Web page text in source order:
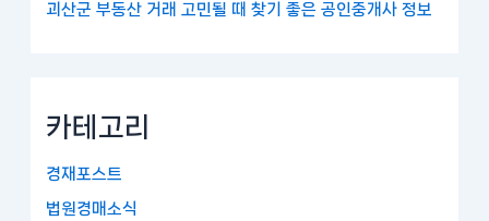
괴산군 부동산 거래 고민될 때 찾기 좋은 공인중개사 정보
카테고리
경재포스트
법원경매소식